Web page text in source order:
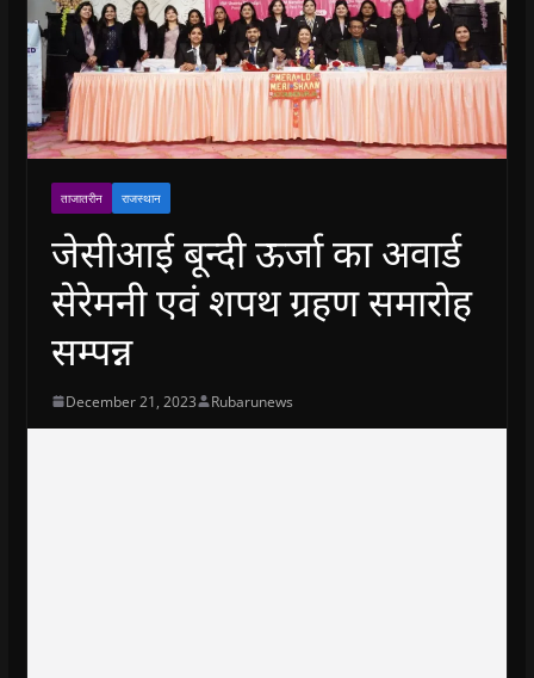
ताजातरीन राजस्थान
जेसीआई बून्दी ऊर्जा का अवार्ड
सेरेमनी एवं शपथ ग्रहण समारोह
सम्पन्न
December 21, 2023 Rubarunews